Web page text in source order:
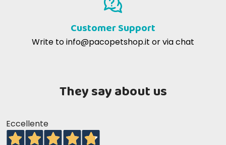
Customer Support
Write toinfo@pacopetshop.it or via chat
They say about us
Eccellente